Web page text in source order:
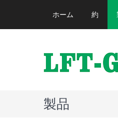
ホーム 約
製品